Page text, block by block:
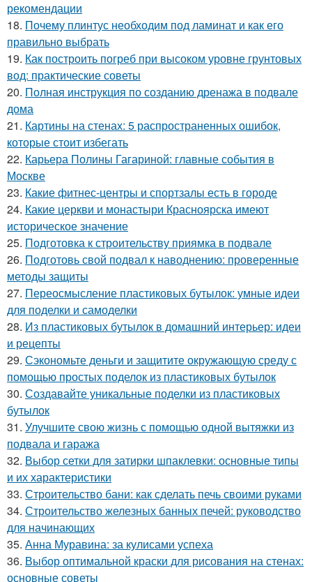
рекомендации
18. Почему плинтус необходим под ламинат и как его
правильно выбрать
19. Как построить погреб при высоком уровне грунтовых
вод: практические советы
20. Полная инструкция по созданию дренажа в подвале
дома
21. Картины на стенах: 5 распространенных ошибок,
которые стоит избегать
22. Карьера Полины Гагариной: главные события в
Москве
23. Какие фитнес-центры и спортзалы есть в городе
24. Какие церкви и монастыри Красноярска имеют
историческое значение
25. Подготовка к строительству приямка в подвале
26. Подготовь свой подвал к наводнению: проверенные
методы защиты
27. Переосмысление пластиковых бутылок: умные идеи
для поделки и самоделки
28. Из пластиковых бутылок в домашний интерьер: идеи
и рецепты
29. Сэкономьте деньги и защитите окружающую среду с
помощью простых поделок из пластиковых бутылок
30. Создавайте уникальные поделки из пластиковых
бутылок
31. Улучшите свою жизнь с помощью одной вытяжки из
подвала и гаража
32. Выбор сетки для затирки шпаклевки: основные типы
и их характеристики
33. Строительство бани: как сделать печь своими руками
34. Строительство железных банных печей: руководство
для начинающих
35. Анна Муравина: за кулисами успеха
36. Выбор оптимальной краски для рисования на стенах:
основные советы